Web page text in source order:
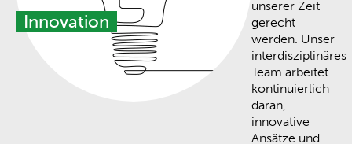
Innovation
unserer Zeit
gerecht
werden. Unser
interdisziplinäres
Team arbeitet
kontinuierlich
daran,
innovative
Ansätze und